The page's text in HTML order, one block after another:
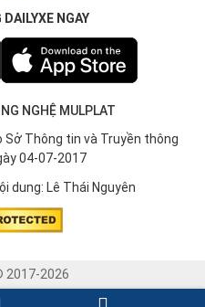
NGAY
NGHỆ MULPLAT
Sở Thông tin và Truyền thông
04-07-2017
dung: Lê Thái Nguyên
2017-2026